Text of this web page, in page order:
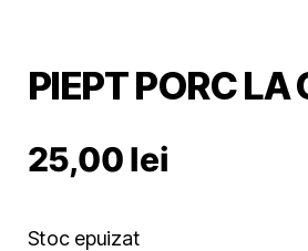
PIEPT PORC LA
25,00lei
Stoc epuizat